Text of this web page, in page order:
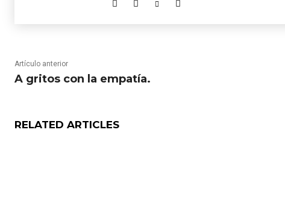
Artículo anterior
A gritos con la empatía.
RELATED ARTICLES